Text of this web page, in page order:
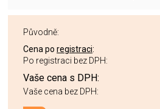
Původně:
Cena po registraci:
Po registraci bez DPH:
Vaše cena s DPH:
Vaše cena bez DPH: